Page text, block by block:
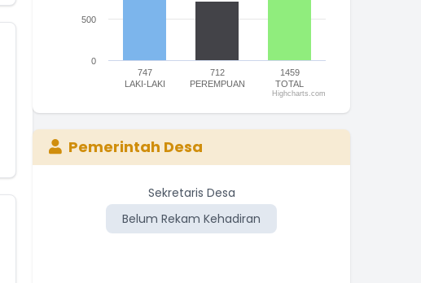
747
LAKI-LAKI
712
PEREMPUAN
1459
TOTAL
0
500
Highcharts.com
Pemerintah Desa
Sekretaris Desa
Belum Rekam Kehadiran